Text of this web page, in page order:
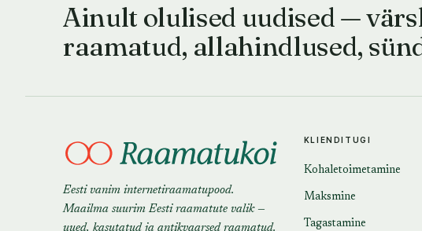
Ainult olulised uudised —
raamatud, allahindlused,
Eesti vanim internetiraamatupood.
Maailma suurim Eesti raamatute valik —
uued, kasutatud ja antikvaarsed raamatud.
KLIENDITUGI
Kohaletoimetamine
Maksmine
Tagastamine